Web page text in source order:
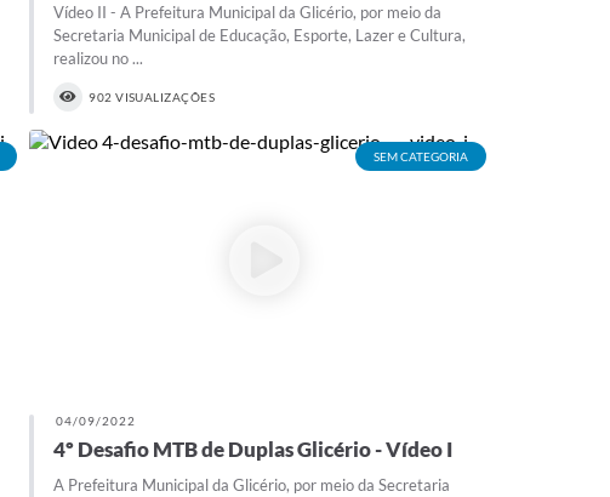
Vídeo II - A Prefeitura Municipal da Glicério, por meio da
Secretaria Municipal de Educação, Esporte, Lazer e Cultura,
realizou no ...
902 VISUALIZAÇÕES
SEM CATEGORIA
04/09/2022
4º Desafio MTB de Duplas Glicério - Vídeo I
A Prefeitura Municipal da Glicério, por meio da Secretaria